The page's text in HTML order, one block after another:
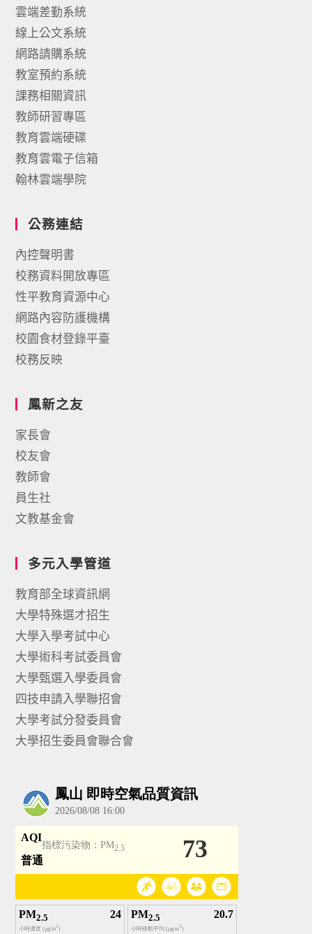
雲端差勤系統
線上公文系統
網路請購系統
教室預約系統
課務相關資訊
教師研習專區
教育雲端硬碟
教育雲電子信箱
翰林雲端學院
公務連結
內控聲明書
校務資料開放專區
性平教育資源中心
網路內容防護機構
校園食材登錄平臺
校務反映
鳳新之友
家長會
校友會
教師會
員生社
文教基金會
多元入學管道
教育部全球資訊網
大學特殊選才招生
大學入學考試中心
大學術科考試委員會
大學甄選入學委員會
四技申請入學聯招會
大學考試分發委員會
大學招生委員會聯合會